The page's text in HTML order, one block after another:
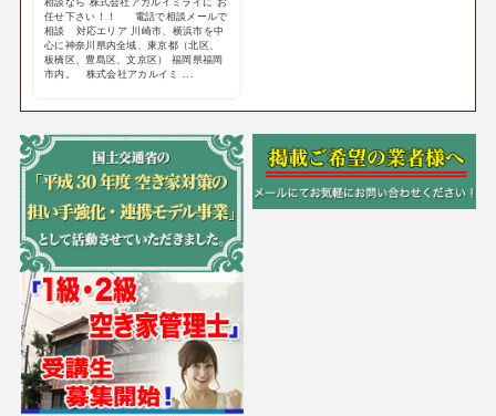
任せ下さい！！ 電話で相談メールで
相談 対応エリア 川崎市、横浜市を中
心に神奈川県内全域、東京都（北区、
板橋区、豊島区、文京区） 福岡県福岡
市内。 株式会社アカルイミ ...